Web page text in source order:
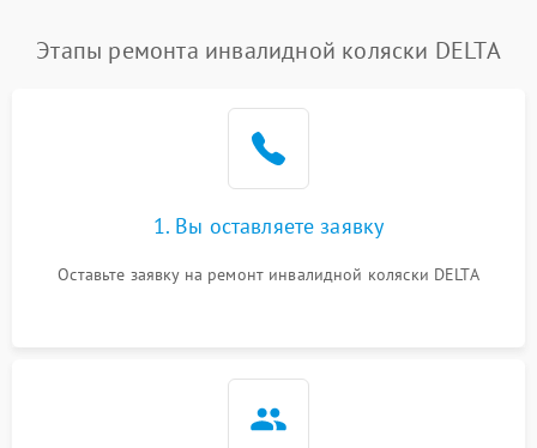
Этапы ремонта инвалидной коляски DELTA
1. Вы оставляете заявку
Оставьте заявку на ремонт инвалидной коляски DELTA